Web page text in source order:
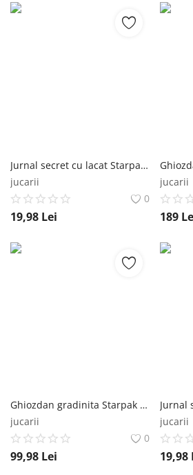
Jurnal secret cu lacat Starpak Cute Kitty Starpak
jucarii
0
19,98 Lei
jucarii
189
Ghiozdan gradinita Starpak Iepuras Starpak
jucarii
0
99,98 Lei
jucarii
19,98